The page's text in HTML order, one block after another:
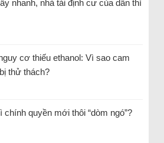
nhanh, nhà tái định cư của dân thì
cơ thiếu ethanol: Vì sao cam
thử thách?
quyền mới thôi “dòm ngó”?